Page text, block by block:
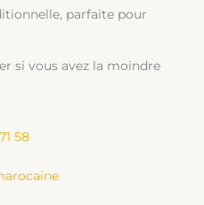
parfaite pour
si vous avez la moindre
58